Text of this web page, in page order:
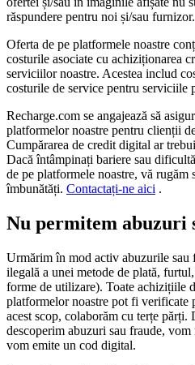
răspundere pentru noi și/sau furnizor.
Oferta de pe platformele noastre
costurile asociate cu achiziționarea
serviciilor noastre. Acestea includ
costurile de service pentru serviciile
Recharge.com se angajează să
platformelor noastre pentru clienții
Cumpărarea de credit digital ar
Dacă întâmpinați bariere sau
de pe platformele noastre, vă rugăm
îmbunătăți. Contactați-ne aici .
Nu permitem abuzuri
Urmărim în mod activ abuzurile sau
ilegală a unei metode de plată,
forme de utilizare). Toate achizițiile
platformelor noastre pot fi verificate
acest scop, colaborăm cu terțe părți.
descoperim abuzuri sau fraude,
vom emite un cod digital.